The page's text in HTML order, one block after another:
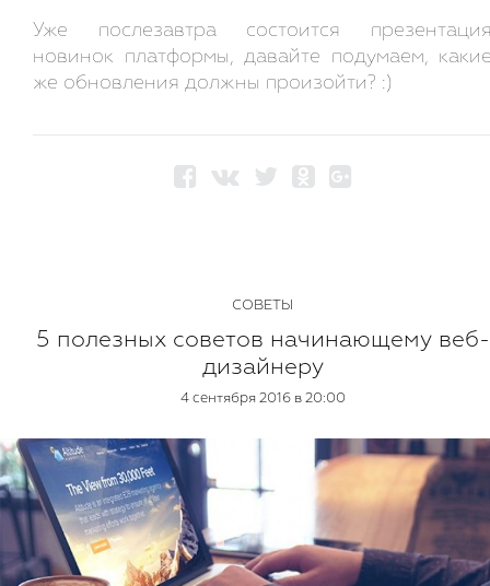
Уже послезавтра состоится
новинок платформы, давайте подумаем,
же обновления должны произойти? :)
СОВЕТЫ
5 полезных советов начинающему веб-
дизайнеру
4 сентября 2016 в 20:00